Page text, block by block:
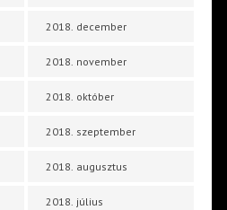
2018. december
2018. november
2018. október
2018. szeptember
2018. augusztus
2018. július